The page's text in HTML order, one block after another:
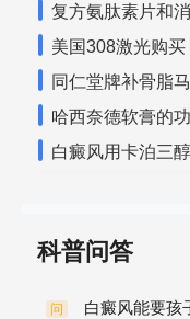
复方氨肽素片和
美国308激光购买
同仁堂牌补骨脂
哈西奈德软膏的
白癜风用卡泊三
科普问答
问 白癜风能要孩